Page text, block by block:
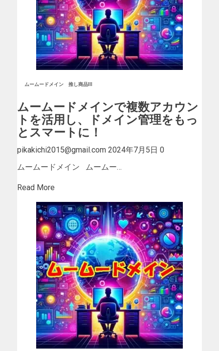
ムームードメイン 推し商品III
ムームードメインで複数アカウン
トを活用し、ドメイン管理をもっ
とスマートに！
pikakichi2015@gmail.com 2024年7月5日 0
ムームードメイン ムームー…
Read More